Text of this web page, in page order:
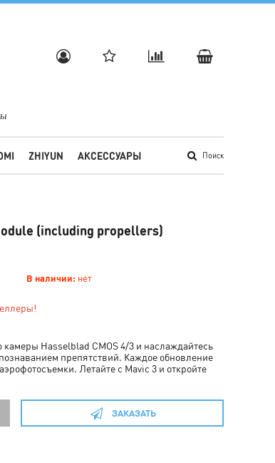
Поиск
ZHIYUN АКСЕССУАРЫ
(including propellers)
В наличии: нет
Hasselblad CMOS 4/3 и наслаждайтесь
препятствий. Каждое обновление
Летайте с Mavic 3 и откройте
ЗАКАЗАТЬ